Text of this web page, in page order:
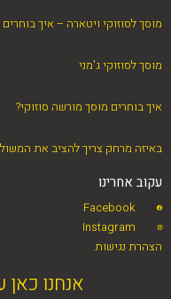
מוסך לסוזוקי ויטארה – איך
מוסך לסוזוקי ג'מני
איך בוחרים מוסך מורשה סוזוקי?
באיזה מרחק צריך להציב את
עקוב אחרינו
Facebook
Instagram
הצהרת נגישות
אנחנו כאן